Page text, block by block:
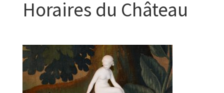
Horaires du Château